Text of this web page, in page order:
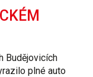
Budějovicích
plné auto